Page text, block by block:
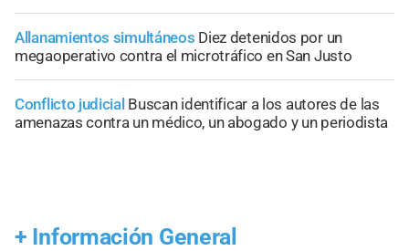
Allanamientos simultáneos Diez detenidos por un
megaoperativo contra el microtráfico en San Justo
Conflicto judicial Buscan identificar a los autores de las
amenazas contra un médico, un abogado y un periodista
+ Información General